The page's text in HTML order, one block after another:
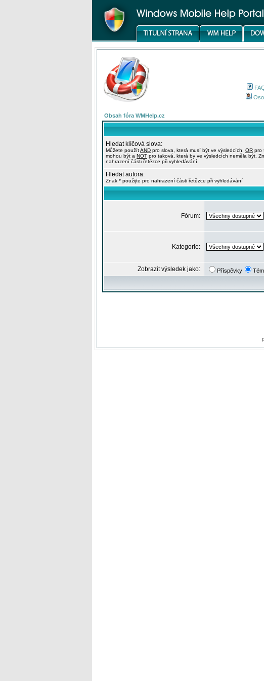
Obsah fóra WMHelp.cz
Hledat klíčová slova:
Můžete použítAND pro slova, která musí být ve výsledcích, OR pro
mohou být a NOT pro taková, která by ve výsledcích neměla být.
nahrazení části řetězce při vyhledávání.
Hledat autora:
Znak * použijte pro nahrazení části řetězce při vyhledávání
Fórum:
Kategorie:
Zobrazit výsledek jako: Příspěvky